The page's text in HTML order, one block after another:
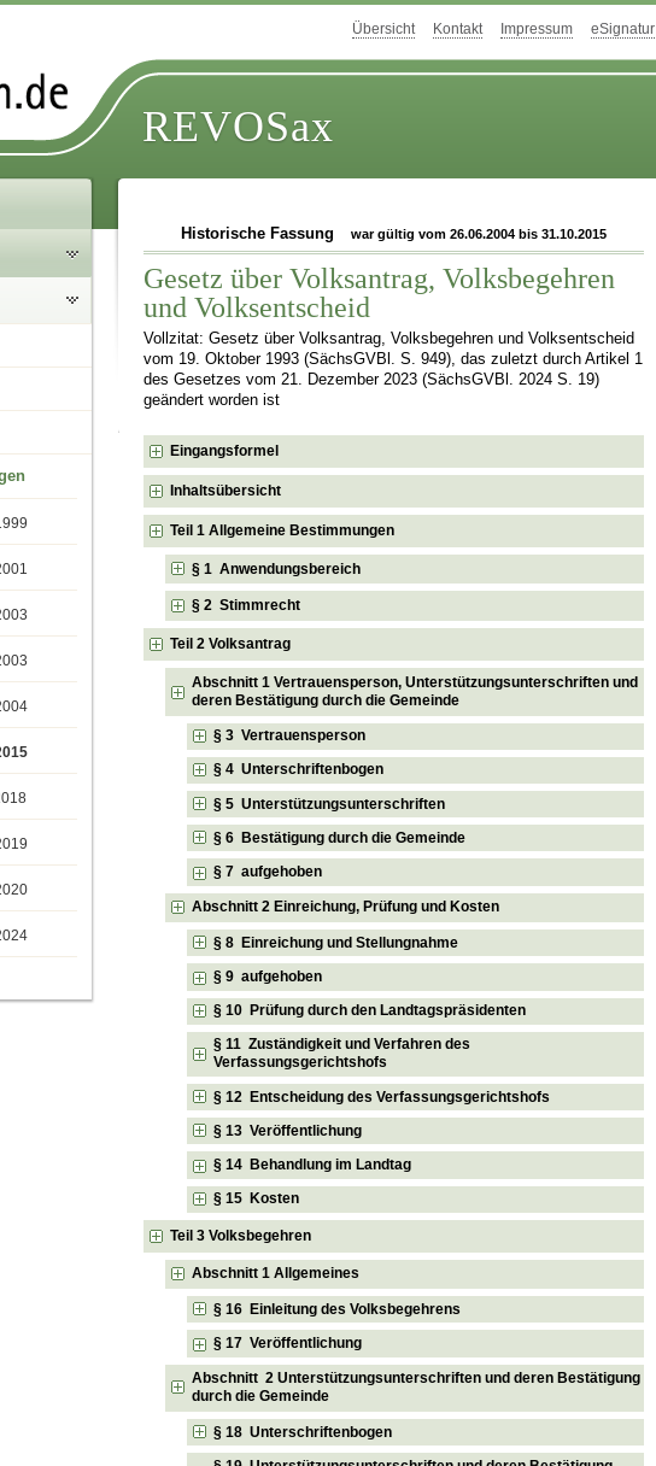
Übersicht Kontakt Impressum eSignatur
REVOSax
Historische Fassung war gültig vom 26.06.2004 bis 31.10.2015
Gesetz über Volksantrag, Volksbegehren
und Volksentscheid
Vollzitat: Gesetz über Volksantrag, Volksbegehren und Volksentscheid
vom 19. Oktober 1993 (SächsGVBl. S. 949), das zuletzt durch Artikel 1
des Gesetzes vom 21. Dezember 2023 (SächsGVBl. 2024 S. 19)
geändert worden ist
Eingangsformel
Inhaltsübersicht
Teil 1 Allgemeine Bestimmungen
§ 1 Anwendungsbereich
§ 2 Stimmrecht
Teil 2 Volksantrag
Abschnitt 1 Vertrauensperson, Unterstützungsunterschriften und
deren Bestätigung durch die Gemeinde
§ 3 Vertrauensperson
§ 4 Unterschriftenbogen
§ 5 Unterstützungsunterschriften
§ 6 Bestätigung durch die Gemeinde
§ 7 aufgehoben
Abschnitt 2 Einreichung, Prüfung und Kosten
§ 8 Einreichung und Stellungnahme
§ 9 aufgehoben
§ 10 Prüfung durch den Landtagspräsidenten
§ 11 Zuständigkeit und Verfahren des
Verfassungsgerichtshofs
§ 12 Entscheidung des Verfassungsgerichtshofs
§ 13 Veröffentlichung
§ 14 Behandlung im Landtag
§ 15 Kosten
Teil 3 Volksbegehren
Abschnitt 1 Allgemeines
§ 16 Einleitung des Volksbegehrens
§ 17 Veröffentlichung
Abschnitt 2 Unterstützungsunterschriften und deren Bestätigung
durch die Gemeinde
§ 18 Unterschriftenbogen